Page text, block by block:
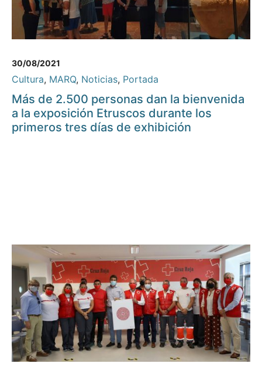
30/08/2021
Cultura, MARQ, Noticias, Portada
Más de 2.500 personas dan la bienvenida
a la exposición Etruscos durante los
primeros tres días de exhibición